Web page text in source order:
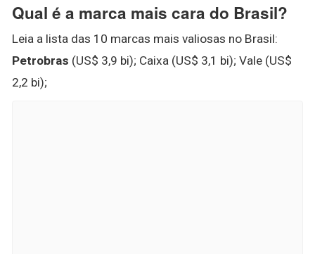
Qual é a marca mais cara do Brasil?
Leia a lista das 10 marcas mais valiosas no Brasil:
Petrobras (US$ 3,9 bi); Caixa (US$ 3,1 bi); Vale (US$
2,2 bi);